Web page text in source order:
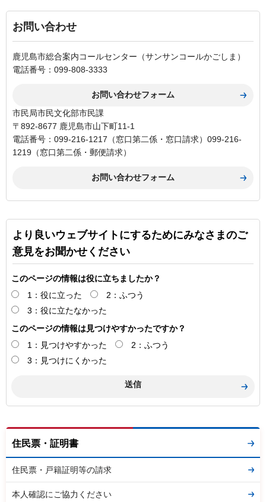
お問い合わせ
鹿児島市総合案内コールセンター（サンサンコールかごしま）
電話番号：099-808-3333
市民局市民文化部市民課
〒892-8677 鹿児島市山下町11-1
電話番号：099-216-1217（窓口第二係・窓口請求）099-216-
1219（窓口第二係・郵便請求）
より良いウェブサイトにするためにみなさまのご
意見をお聞かせください
このページの情報は役に立ちましたか？
1：役に立った
2：ふつう
3：役に立たなかった
このページの情報は見つけやすかったですか？
1：見つけやすかった
2：ふつう
3：見つけにくかった
住民票・証明書
住民票・戸籍証明等の請求
本人確認にご協力ください